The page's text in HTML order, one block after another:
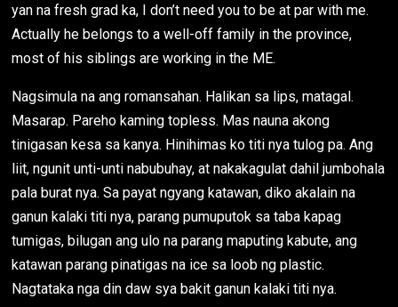
yan na fresh grad ka, I don’t need you to be at par with me.
Actually he belongs to a well-off family in the province,
most of his siblings are working in the ME.
Nagsimula na ang romansahan. Halikan sa lips, matagal.
Masarap. Pareho kaming topless. Mas nauna akong
tinigasan kesa sa kanya. Hinihimas ko titi nya tulog pa. Ang
liit, ngunit unti-unti nabubuhay, at nakakagulat dahil jumbohala
pala burat nya. Sa payat ngyang katawan, diko akalain na
ganun kalaki titi nya, parang pumuputok sa taba kapag
tumigas, bilugan ang ulo na parang maputing kabute, ang
katawan parang pinatigas na ice sa loob ng plastic.
Nagtataka nga din daw sya bakit ganun kalaki titi nya.